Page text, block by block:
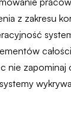
z zakresu
nie zapominaj